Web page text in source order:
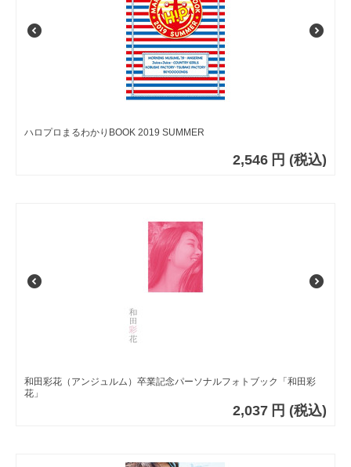
ハロプロまるわかりBOOK 2019 SUMMER
2,546 円 (税込)
和田彩花（アンジュルム）卒業記念パーソナルフォトブック「和田彩
花」
2,037 円 (税込)